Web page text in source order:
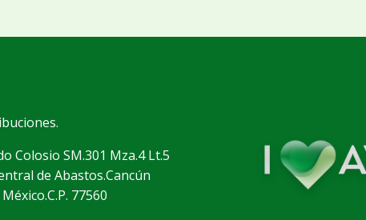
Colosio SM.301 Mza.4 Lt.5
de Abastos.Cancún
77560